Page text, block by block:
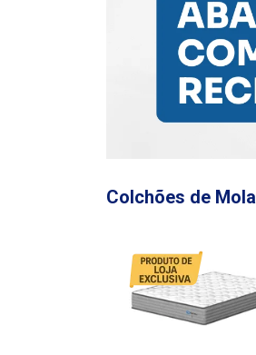
Colchões de Mola